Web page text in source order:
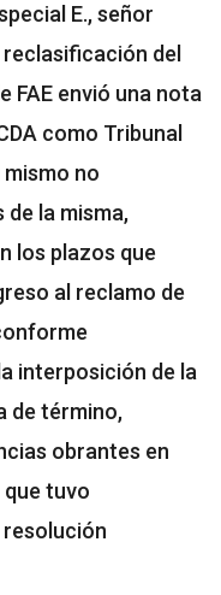
E., señor
del
FAE envió una nota
como Tribunal
no
la misma,
los plazos que
al reclamo de
interposición de la
de término,
obrantes en
tuvo